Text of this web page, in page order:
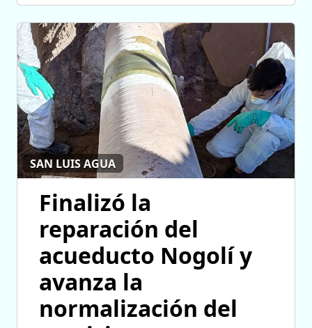
SAN LUIS AGUA
Finalizó la
reparación del
acueducto Nogolí y
avanza la
normalización del